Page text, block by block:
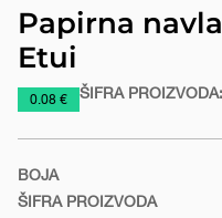
Papirna
Etui
https://
za-
olovku-
0.08 € ŠIFRA PROIZVODA:
BOJA
ŠIFRA PROIZVODA